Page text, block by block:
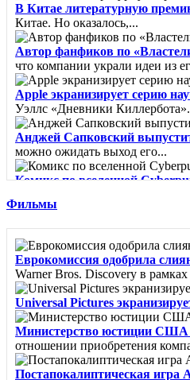
В Китае литературную
Китае. Но оказалось,...
Автор фанфиков по
что компании украли идеи из
Apple экранизирует серию
Уэллс «Дневники
Анджей Сапковский
можно ожидать выход его...
Комикс по вселенной
Клинок Тишалла - Мэтью
Вайолет, созданная из шипов
Фильмы
Еврокомиссия одобрила
Warner Bros. Discovery в рамках
Universal Pictures
Министерство юстиции США
отношении приобретения
Постапокалиптическая игра